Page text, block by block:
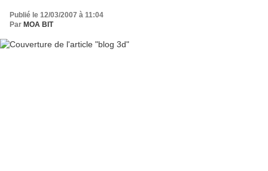
Publié le 12/03/2007 à 11:04
Par MOA BIT